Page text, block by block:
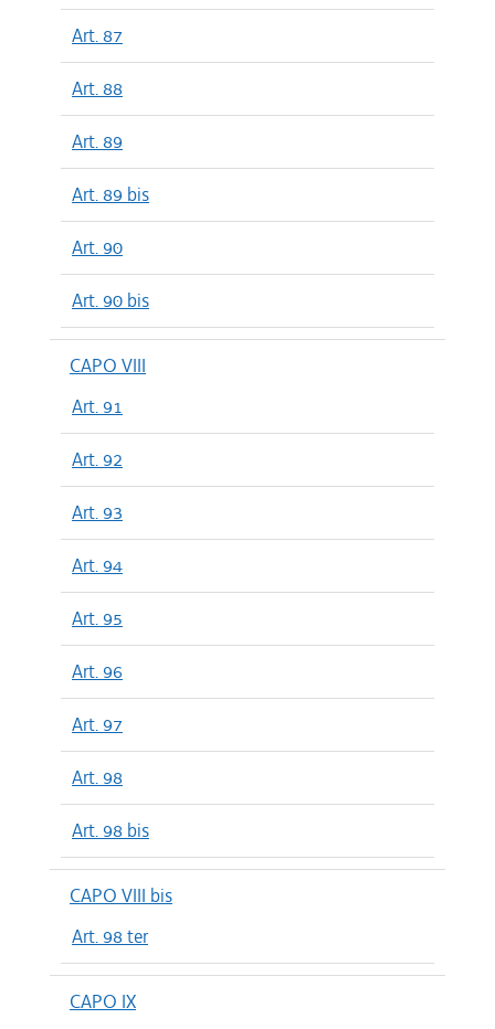
Art. 87
Art. 88
Art. 89
Art. 89 bis
Art. 90
Art. 90 bis
CAPO VIII
Art. 91
Art. 92
Art. 93
Art. 94
Art. 95
Art. 96
Art. 97
Art. 98
Art. 98 bis
CAPO VIII bis
Art. 98 ter
CAPO IX